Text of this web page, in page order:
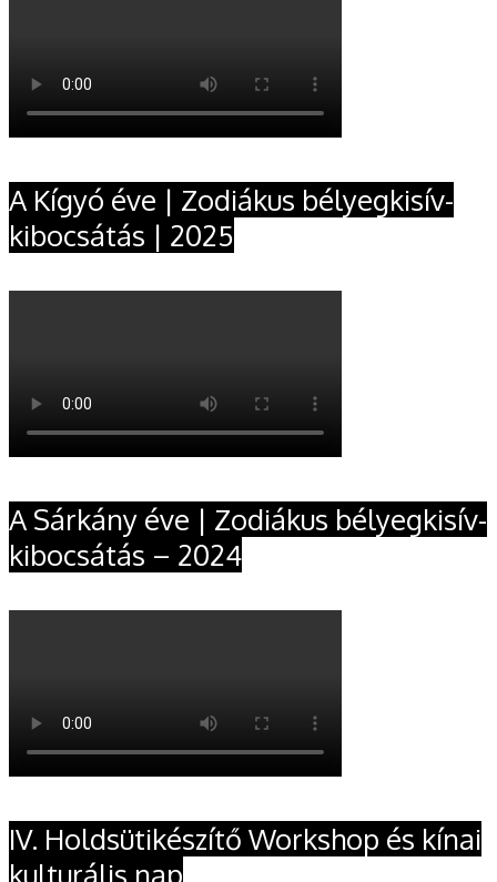
A Kígyó éve | Zodiákus bélyegkisív-
kibocsátás | 2025
A Sárkány éve | Zodiákus bélyegkisív-
kibocsátás – 2024
IV. Holdsütikészítő Workshop és kínai
kulturális nap